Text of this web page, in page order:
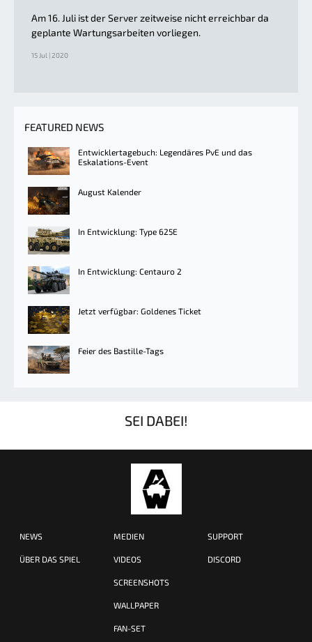
Am 16. Juli ist der Server zeitweise nicht erreichbar da
geplante Wartungsarbeiten vorliegen.
15 Jul | 2020
FEATURED NEWS
Entwicklertagebuch: Legendäres PvE und das
Eskalations-Event
August Kalender
In Entwicklung: Type 625E
In Entwicklung: Centauro 2
Jetzt verfügbar: Goldenes Ticket
Feier des Bastille-Tags
SEI DABEI!
NEWS
ÜBER DAS SPIEL
MEDIEN
VIDEOS
SCREENSHOTS
WALLPAPER
FAN-SET
SUPPORT
DISCORD